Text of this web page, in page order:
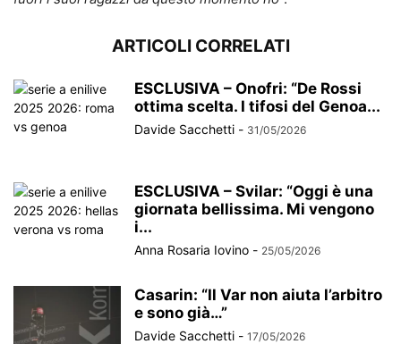
ARTICOLI CORRELATI
ESCLUSIVA – Onofri: “De Rossi
ottima scelta. I tifosi del Genoa...
Davide Sacchetti - 31/05/2026
ESCLUSIVA – Svilar: “Oggi è una
giornata bellissima. Mi vengono
i...
Anna Rosaria Iovino - 25/05/2026
Casarin: “Il Var non aiuta l’arbitro
e sono già…”
Davide Sacchetti - 17/05/2026